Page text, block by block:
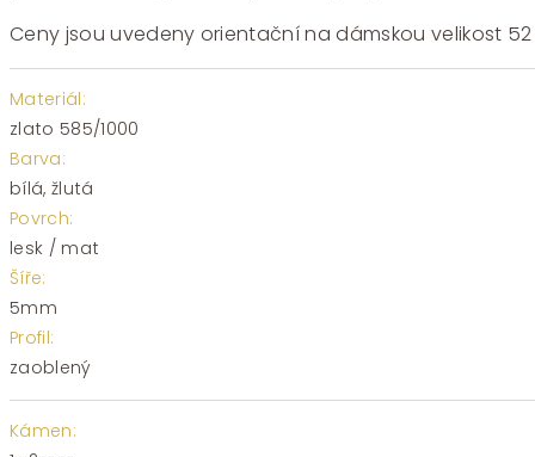
Ceny jsou uvedeny orientační na dámskou velikost
Materiál:
zlato 585/1000
Barva:
bílá, žlutá
Povrch:
lesk / mat
Šíře:
5mm
Profil:
zaoblený
Kámen: